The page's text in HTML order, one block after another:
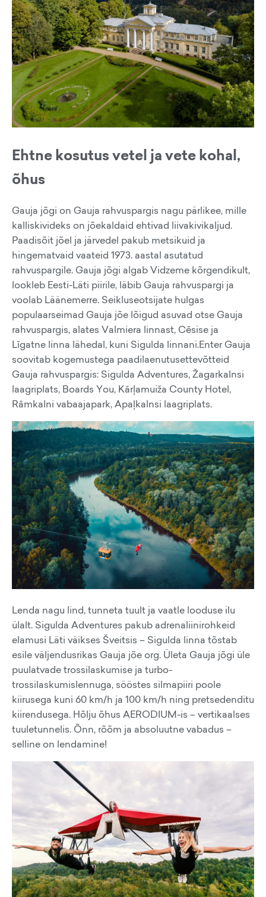
Ehtne kosutus vetel ja vete kohal,
õhus
Gauja jõgi on Gauja rahvuspargis nagu pärlikee, mille
kalliskivideks on jõekaldaid ehtivad liivakivikaljud.
Paadisõit jõel ja järvedel pakub metsikuid ja
hingematvaid vaateid 1973. aastal asutatud
rahvuspargile. Gauja jõgi algab Vidzeme kõrgendikult,
lookleb Eesti-Läti piirile, läbib Gauja rahvuspargi ja
voolab Läänemerre. Seikluseotsijate hulgas
populaarseimad Gauja jõe lõigud asuvad otse Gauja
rahvuspargis, alates Valmiera linnast, Cēsise ja
Līgatne linna lähedal, kuni Sigulda linnani.Enter Gauja
soovitab kogemustega paadilaenutusettevõtteid
Gauja rahvuspargis: Sigulda Adventures, Žagarkalnsi
laagriplats, Boards You, Kārļamuiža County Hotel,
Rāmkalni vabaajapark, Apaļkalnsi laagriplats.
Lenda nagu lind, tunneta tuult ja vaatle looduse ilu
ülalt. Sigulda Adventures pakub adrenaliinirohkeid
elamusi Läti väikses Šveitsis – Sigulda linna tõstab
esile väljendusrikas Gauja jõe org. Ületa Gauja jõgi üle
puulatvade trossilaskumise ja turbo-
trossilaskumislennuga, sööstes silmapiiri poole
kiirusega kuni 60 km/h ja 100 km/h ning pretsedenditu
kiirendusega. Hõlju õhus AERODIUM-is – vertikaalses
tuuletunnelis. Õnn, rõõm ja absoluutne vabadus –
selline on lendamine!